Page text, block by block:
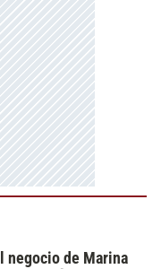
negocio de Marina